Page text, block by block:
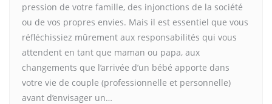
pression de votre famille, des injonctions de la société
ou de vos propres envies. Mais il est essentiel que vous
réfléchissiez mûrement aux responsabilités qui vous
attendent en tant que maman ou papa, aux
changements que l’arrivée d’un bébé apporte dans
votre vie de couple (professionnelle et personnelle)
avant d’envisager un…